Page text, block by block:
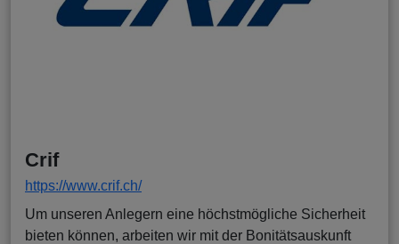
Crif
https://www.crif.ch/
Um unseren Anlegern eine höchstmögliche Sicherheit
bieten können, arbeiten wir mit der Bonitätsauskunft